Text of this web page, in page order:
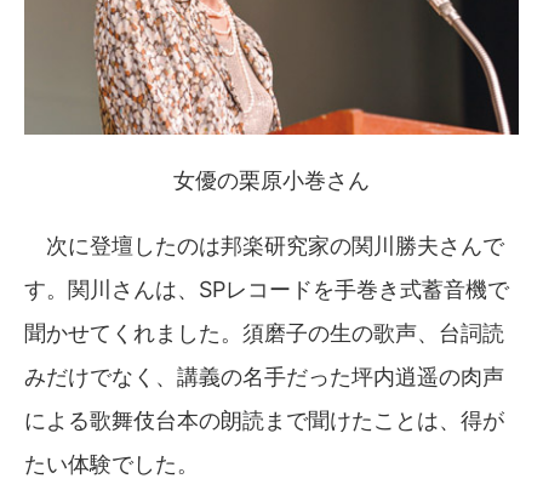
女優の栗原小巻さん
次に登壇したのは邦楽研究家の関川勝夫さんで
す。関川さんは、SPレコードを手巻き式蓄音機で
聞かせてくれました。須磨子の生の歌声、台詞読
みだけでなく、講義の名手だった坪内逍遥の肉声
による歌舞伎台本の朗読まで聞けたことは、得が
たい体験でした。